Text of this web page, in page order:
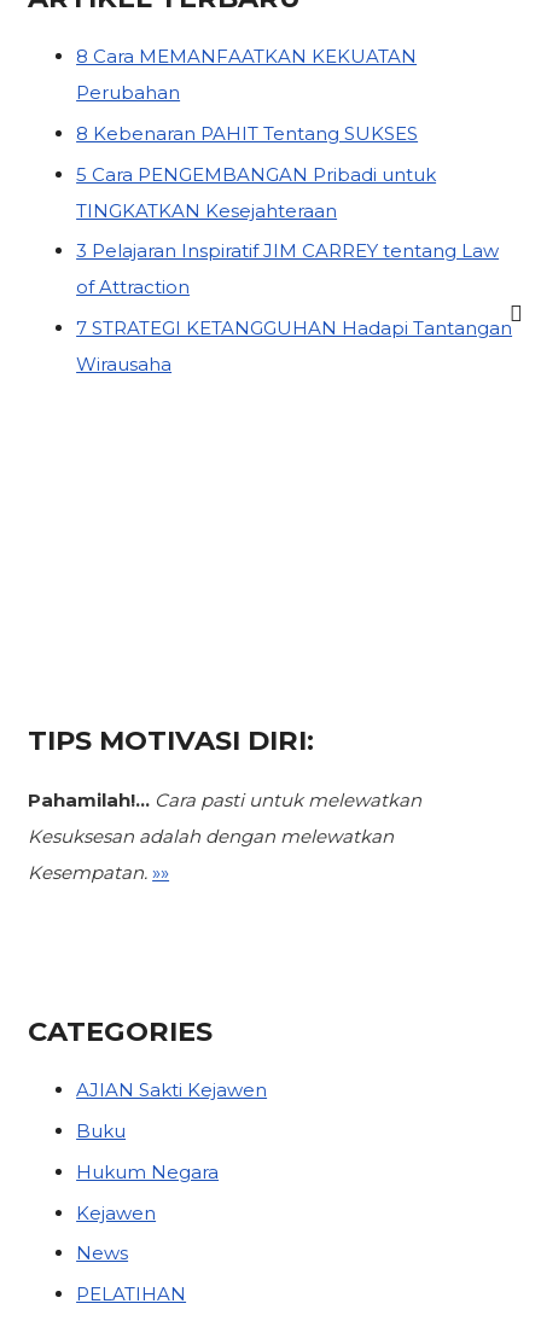
8 Cara MEMANFAATKAN KEKUATAN
Perubahan
8 Kebenaran PAHIT Tentang SUKSES
5 Cara PENGEMBANGAN Pribadi untuk
TINGKATKAN Kesejahteraan
3 Pelajaran Inspiratif JIM CARREY tentang Law
of Attraction
7 STRATEGI KETANGGUHAN Hadapi Tantangan
Wirausaha
TIPS MOTIVASI DIRI:
Pahamilah!... Cara pasti untuk melewatkan
Kesuksesan adalah dengan melewatkan
Kesempatan. »»
CATEGORIES
AJIAN Sakti Kejawen
Buku
Hukum Negara
Kejawen
News
PELATIHAN